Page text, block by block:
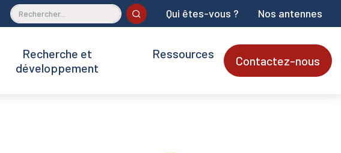
Ok Qui êtes-vous ? Nos antennes
Recherche et
développement
Ressources Contactez-nous